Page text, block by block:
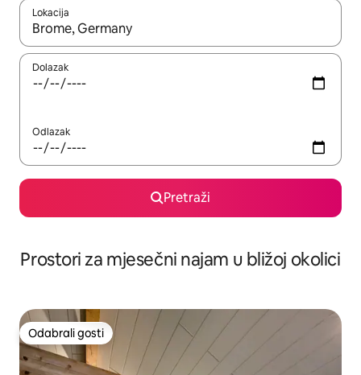
Lokacija
Kada budu dostupni rezultati, moći ćete ih pregledati
Dolazak
Odlazak
Pretraži
Prostori za mjesečni najam u bližoj okolici
Odabrali gosti
Odabrali gosti